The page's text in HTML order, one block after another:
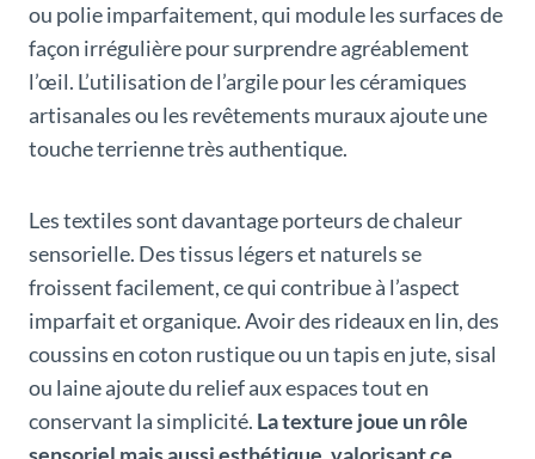
ou polie imparfaitement, qui module les surfaces de
façon irrégulière pour surprendre agréablement
l’œil. L’utilisation de l’argile pour les céramiques
artisanales ou les revêtements muraux ajoute une
touche terrienne très authentique.
Les textiles sont davantage porteurs de chaleur
sensorielle. Des tissus légers et naturels se
froissent facilement, ce qui contribue à l’aspect
imparfait et organique. Avoir des rideaux en lin, des
coussins en coton rustique ou un tapis en jute, sisal
ou laine ajoute du relief aux espaces tout en
conservant la simplicité. La texture joue un rôle